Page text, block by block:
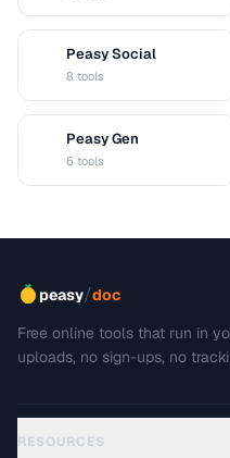
Peasy Social
8 tools
Peasy Gen
6 tools
peasy/doc
Free online tools that run in
uploads, no sign-ups, no
RESOURCES